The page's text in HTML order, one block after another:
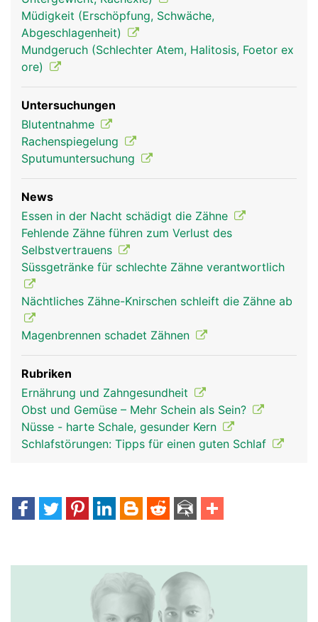
die über die Wurzelkanäle in die Zahnhöhle
gelangen. Der Zahnfleischrand ist nicht mit dem
Zahnschmelz verwachsen, sondern erst mit der
tiefer liegenden Wurzelhaut, wodurch sich im
Bereich des Zahnhalses eine natürliche
Zahnfleischtasche bildet, die normalerweise
maximal zwei bis drei Millimeter tief ist.
Müdigkeit (Erschöpfung, Schwäche,
Abgeschlagenheit)
Mundgeruch (Schlechter Atem, Halitosis, Foetor ex
ore)
Untersuchungen
Blutentnahme
Rachenspiegelung
Sputumuntersuchung
News
Essen in der Nacht schädigt die Zähne
Fehlende Zähne führen zum Verlust des
Selbstvertrauens
Süssgetränke für schlechte Zähne verantwortlich
Nächtliches Zähne-Knirschen schleift die Zähne ab
Magenbrennen schadet Zähnen
Rubriken
Ernährung und Zahngesundheit
Obst und Gemüse – Mehr Schein als Sein?
Nüsse - harte Schale, gesunder Kern
Schlafstörungen: Tipps für einen guten Schlaf